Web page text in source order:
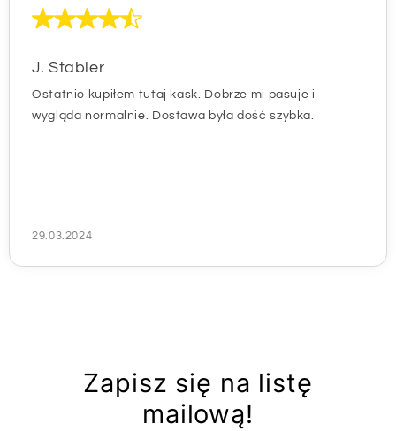
J. Stabler
Ostatnio kupiłem tutaj kask. Dobrze mi pasuje i
wygląda normalnie. Dostawa była dość szybka.
29.03.2024
Zapisz się na listę
mailową!